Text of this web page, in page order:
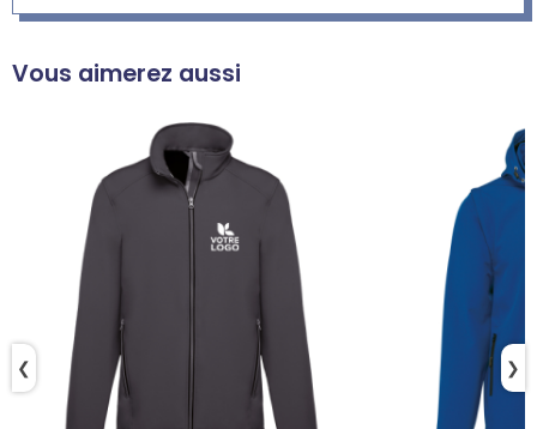
Vous aimerez aussi
❯
❮